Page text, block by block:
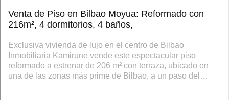
Venta de Piso en Bilbao Moyua: Reformado con
216m², 4 dormitorios, 4 baños,
Exclusiva vivienda de lujo en el centro de Bilbao
Inmobiliaria Kamirune vende este espectacular piso
reformado a estrenar de 206 m² con terraza, ubicado en
una de las zonas más prime de Bilbao, a un paso del